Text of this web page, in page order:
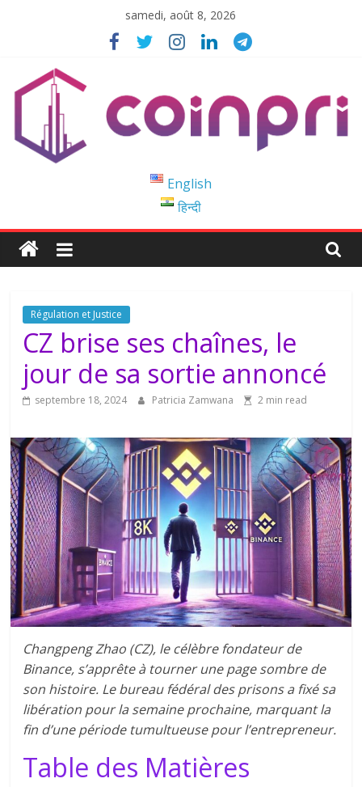
samedi, août 8, 2026
Blockchain
Easy
to
English
हिन्दी
Régulation et Justice
CZ brise ses chaînes, le
jour de sa sortie annoncé
septembre 18, 2024 Patricia Zamwana 2 min read
Changpeng Zhao (CZ), le célèbre fondateur de
Binance, s’apprête à tourner une page sombre de
son histoire. Le bureau fédéral des prisons a fixé sa
libération pour la semaine prochaine, marquant la
fin d’une période tumultueuse pour l’entrepreneur.
Table des Matières